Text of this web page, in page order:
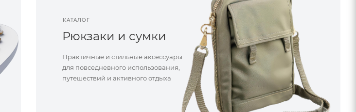
КАТАЛОГ
Рюкзаки и сумки
Практичные и стильные аксессуары
для повседневного использования,
путешествий и активного отдыха